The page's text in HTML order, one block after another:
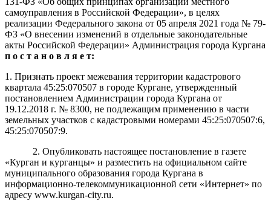
самоуправления в Российской Федерации», в целях
реализации Федерального закона от 05 апреля 2021 года № 79-
ФЗ «О внесении изменений в отдельные законодательные
акты Российской Федерации» Администрация города Кургана
п о с т а н о в л я е т:
1. Признать проект межевания территории кадастрового
квартала 45:25:070507 в городе Кургане, утвержденный
постановлением Администрации города Кургана от
19.12.2018 г. № 8300, не подлежащим применению в части
земельных участков с кадастровыми номерами 45:25:070507:6,
45:25:070507:9.
2. Опубликовать настоящее постановление в газете
«Курган и курганцы» и разместить на официальном сайте
муниципального образования города Кургана в
информационно-телекоммуникационной сети «Интернет» по
адресу www.kurgan-city.ru.